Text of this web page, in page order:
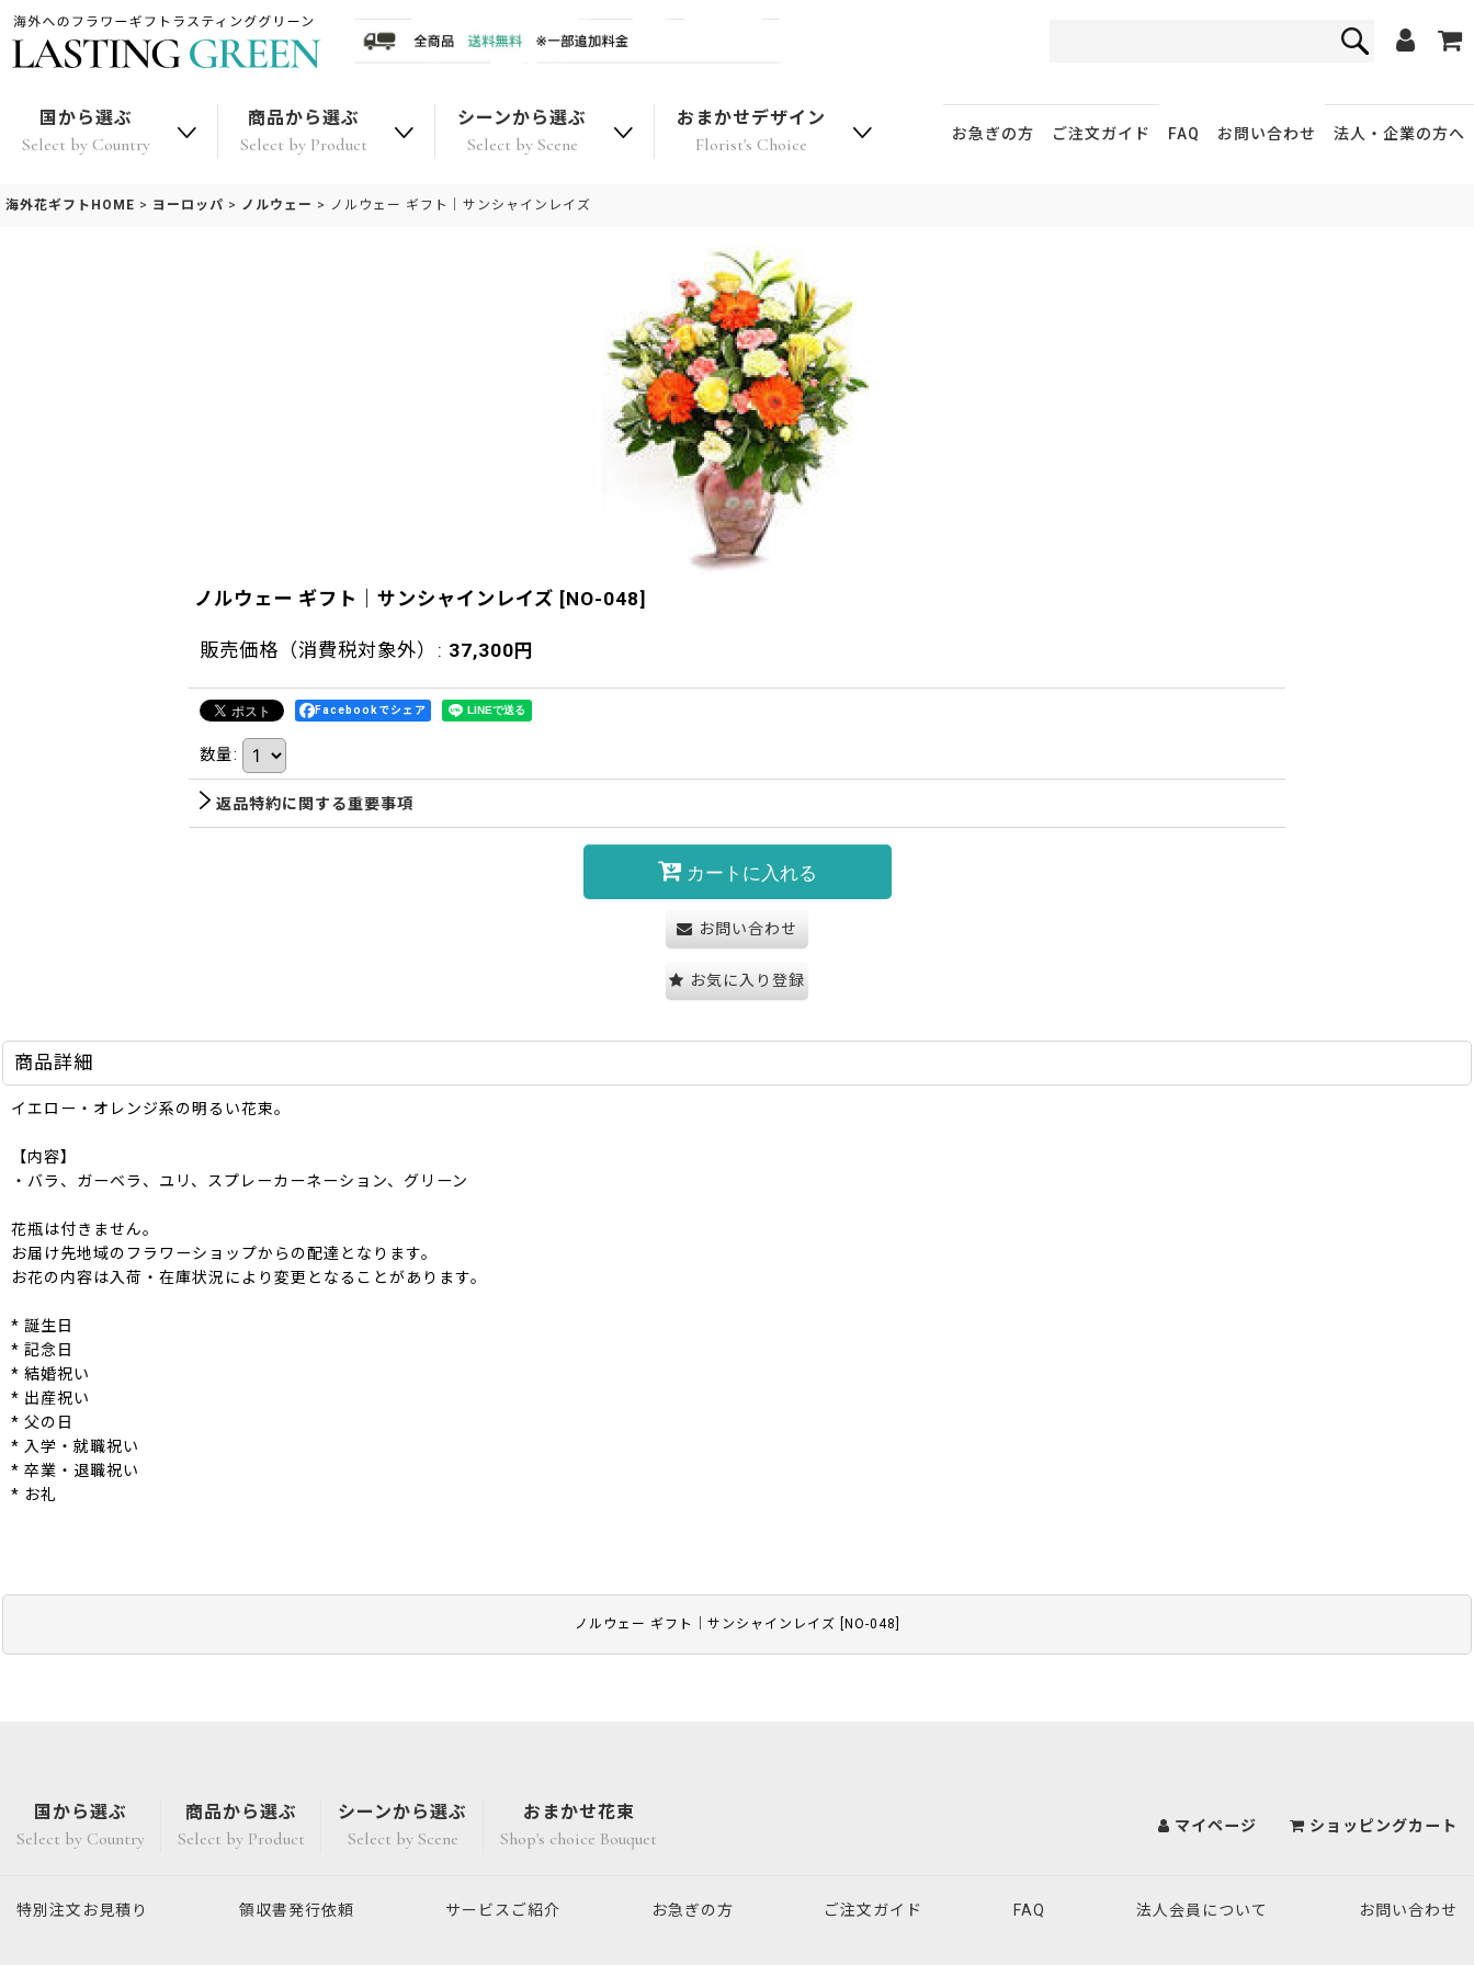
国から選ぶ
Select by Country
商品から選ぶ
Select by Product
シーンから選ぶ
Select by Scene
おまかせデザイン
Florist's Choice 法人・企業の方へ
ご注文ガイド
お急ぎの方 FAQ お問い合わせ
海外花ギフトHOME > ヨーロッパ > ノルウェー > ノルウェー ギフト｜サンシャインレイズ
ノルウェー ギフト｜サンシャインレイズ NO-048
ノルウェー ギフト｜サンシャインレイズ [NO-048]
販売価格（消費税対象外） : 37,300 円
Facebookでシェア
数量:
返品特約に関する重要事項
カートに入れる
お問い合わせ
お気に入り登録
商品詳細
イエロー・オレンジ系の明るい花束。
【内容】
・バラ、ガーベラ、ユリ、スプレーカーネーション、グリーン
花瓶は付きません。
お届け先地域のフラワーショップからの配達となります。
お花の内容は入荷・在庫状況により変更となることがあります。
* 誕生日
* 記念日
* 結婚祝い
* 出産祝い
* 父の日
* 入学・就職祝い
* 卒業・退職祝い
* お礼
国から選ぶ
Select by Country
商品から選ぶ
Select by Product
シーンから選ぶ
Select by Scene
おまかせ花束
Shop's choice Bouquet
マイページ ショッピングカート
特別注文 お見積り 領収書発行依頼 サービスご紹介 お急ぎの方 ご注文ガイド FAQ 法人会員について お問い合わせ